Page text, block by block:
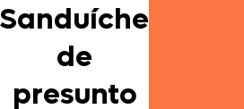
Sanduíche
de
presunto